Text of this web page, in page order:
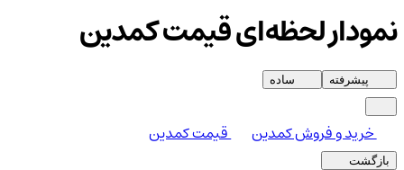
نمودار لحظه‌ای قیمت کمدین
پیشرفته ساده
خرید و فروش کمدین قیمت کمدین
بازگشت